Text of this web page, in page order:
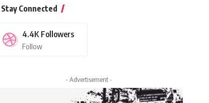
Stay Connected
4.4K Followers
Follow
- Advertisement -